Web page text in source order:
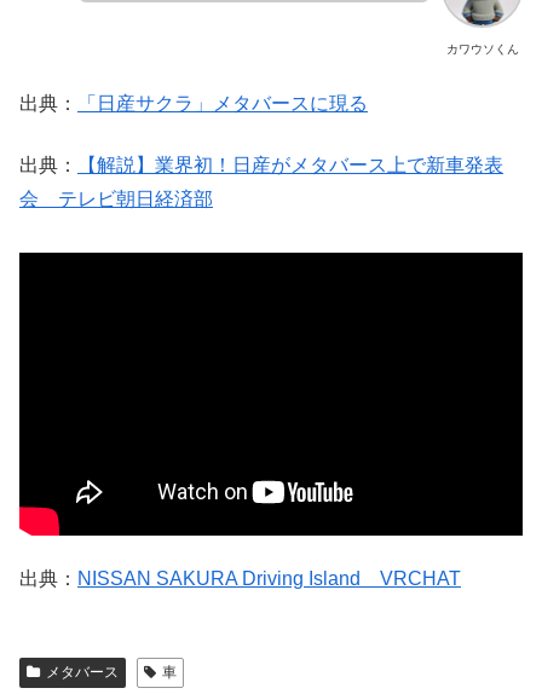
カワウソくん
出典： 「日産サクラ」メタバースに現る
出典：
【解説】業界初！日産がメタバース上で新車発表
会 テレビ朝日経済部
出典： NISSAN SAKURA Driving Island VRCHAT
メタバース 車